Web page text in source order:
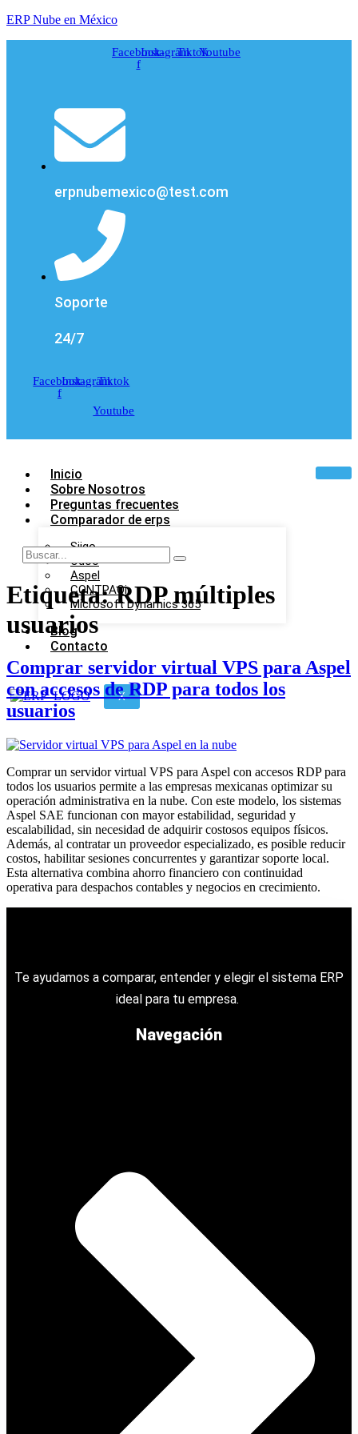
ERP Nube en México
Facebook-
f
InstagramTiktokYoutube
erpnubemexico@test.com
Soporte
24/7
Facebook-
f
InstagramTiktok
Youtube
Inicio
Sobre Nosotros
Preguntas frecuentes
Comparador de erps
Siigo
Odoo
Aspel
CONTPAQi
Microsoft Dynamics 365
Blog
Contacto
X
Etiqueta:RDP múltiples
usuarios
Comprar servidor virtual VPS para Aspel
con accesos de RDP para todos los
usuarios
Comprar un servidor virtual VPS para Aspel con accesos RDP para
todos los usuarios permite a las empresas mexicanas optimizar su
operación administrativa en la nube. Con este modelo, los sistemas
Aspel SAE funcionan con mayor estabilidad, seguridad y
escalabilidad, sin necesidad de adquirir costosos equipos físicos.
Además, al contratar un proveedor especializado, es posible reducir
costos, habilitar sesiones concurrentes y garantizar soporte local.
Esta alternativa combina ahorro financiero con continuidad
operativa para despachos contables y negocios en crecimiento.
Te ayudamos a comparar, entender y elegir el sistema ERP
ideal para tu empresa.
Navegación